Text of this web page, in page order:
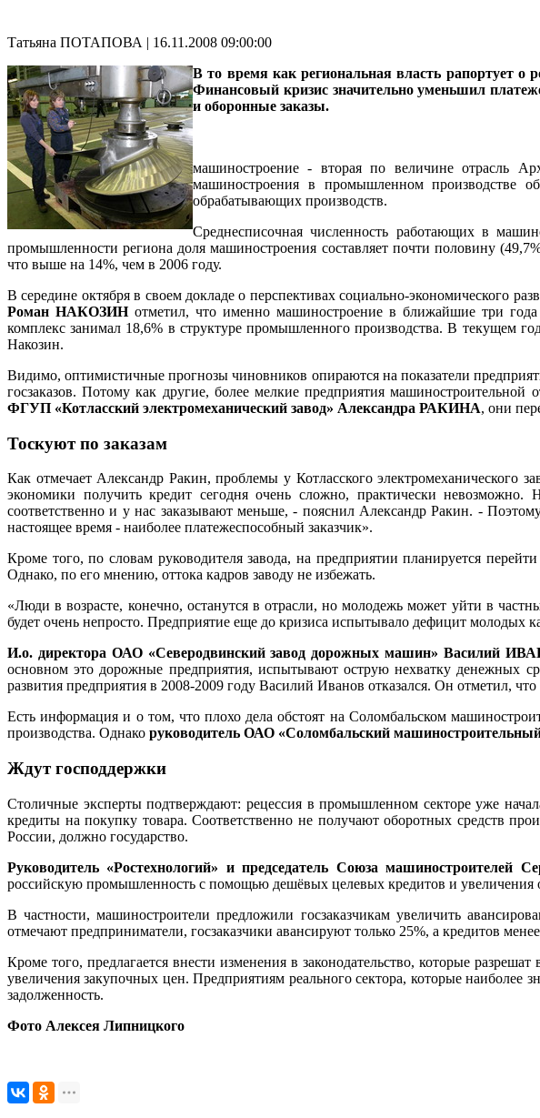
Татьяна ПОТАПОВА | 16.11.2008 09:00:00
В то время как региональная власть рапортует о
Финансовый кризис значительно уменьшил
и оборонные заказы.
машиностроение - вторая по величине отрасль
машиностроения в промышленном производстве
обрабатывающих производств.
Среднесписочная численность работающих в
промышленности региона доля машиностроения составляет почти половину
что выше на 14%, чем в 2006 году.
В середине октября в своем докладе о перспективах социально-экономического
Роман НАКОЗИНотметил, что именно машиностроение в ближайшие три
комплекс занимал 18,6% в структуре промышленного производства. В текущем
Накозин.
Видимо, оптимистичные прогнозы чиновников опираются на показатели
госзаказов. Потому как другие, более мелкие предприятия
ФГУП «Котласский электромеханический завод» Александра РАКИНА, они
Тоскуют по заказам
Как отмечает Александр Ракин, проблемы у Котласского электромеханического
экономики получить кредит сегодня очень сложно, практически
соответственно и у нас заказывают меньше, - пояснил Александр Ракин. -
настоящее время - наиболее платежеспособный заказчик».
Кроме того, по словам руководителя завода, на предприятии планируется
Однако, по его мнению, оттока кадров заводу не избежать.
«Люди в возрасте, конечно, останутся в отрасли, но молодежь может уйти в
будет очень непросто. Предприятие еще до кризиса испытывало дефицит молодых
И.о. директора ОАО «Северодвинский завод дорожных машин» Василий
основном это дорожные предприятия, испытывают острую нехватку денежных
развития предприятия в 2008-2009 году Василий Иванов отказался. Он отметил,
Есть информация и о том, что плохо дела обстоят на Соломбальском
производства. Однако руководитель ОАО «Соломбальский
Ждут господдержки
Столичные эксперты подтверждают: рецессия в промышленном секторе уже
кредиты на покупку товара. Соответственно не получают оборотных средств
России, должно государство.
Руководитель «Ростехнологий» и председатель Союза машиностроителей
российскую промышленность с помощью дешёвых целевых кредитов и увеличения
В частности, машиностроители предложили госзаказчикам увеличить
отмечают предприниматели, госзаказчики авансируют только 25%, а кредитов
Кроме того, предлагается внести изменения в законодательство, которые
увеличения закупочных цен. Предприятиям реального сектора, которые наиболее
задолженность.
Фото Алексея Липницкого